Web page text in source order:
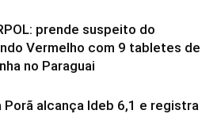
prende suspeito do
Vermelho com 9 tabletes de
no Paraguai
Porã alcança Ideb 6,1 e registra